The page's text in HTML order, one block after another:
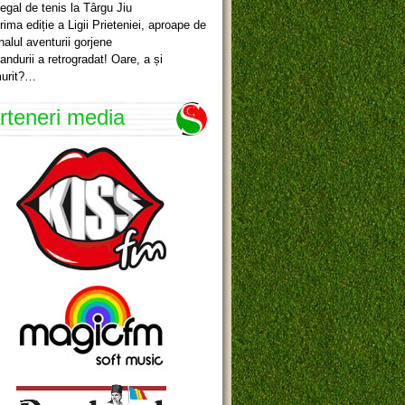
de tenis la Târgu Jiu
ediție a Ligii Prieteniei, aproape de
aventurii gorjene
a retrogradat! Oare, a și
media